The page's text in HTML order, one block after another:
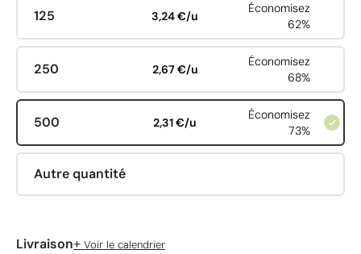
125 3,24 €/u
Économisez
62%
250 2,67 €/u
Économisez
68%
500 2,31 €/u
Économisez
73%
Autre quantité
Livraison+ Voir le calendrier